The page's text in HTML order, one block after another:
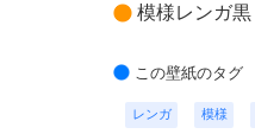
模様レンガ黒
この壁紙のタグ
レンガ 模様